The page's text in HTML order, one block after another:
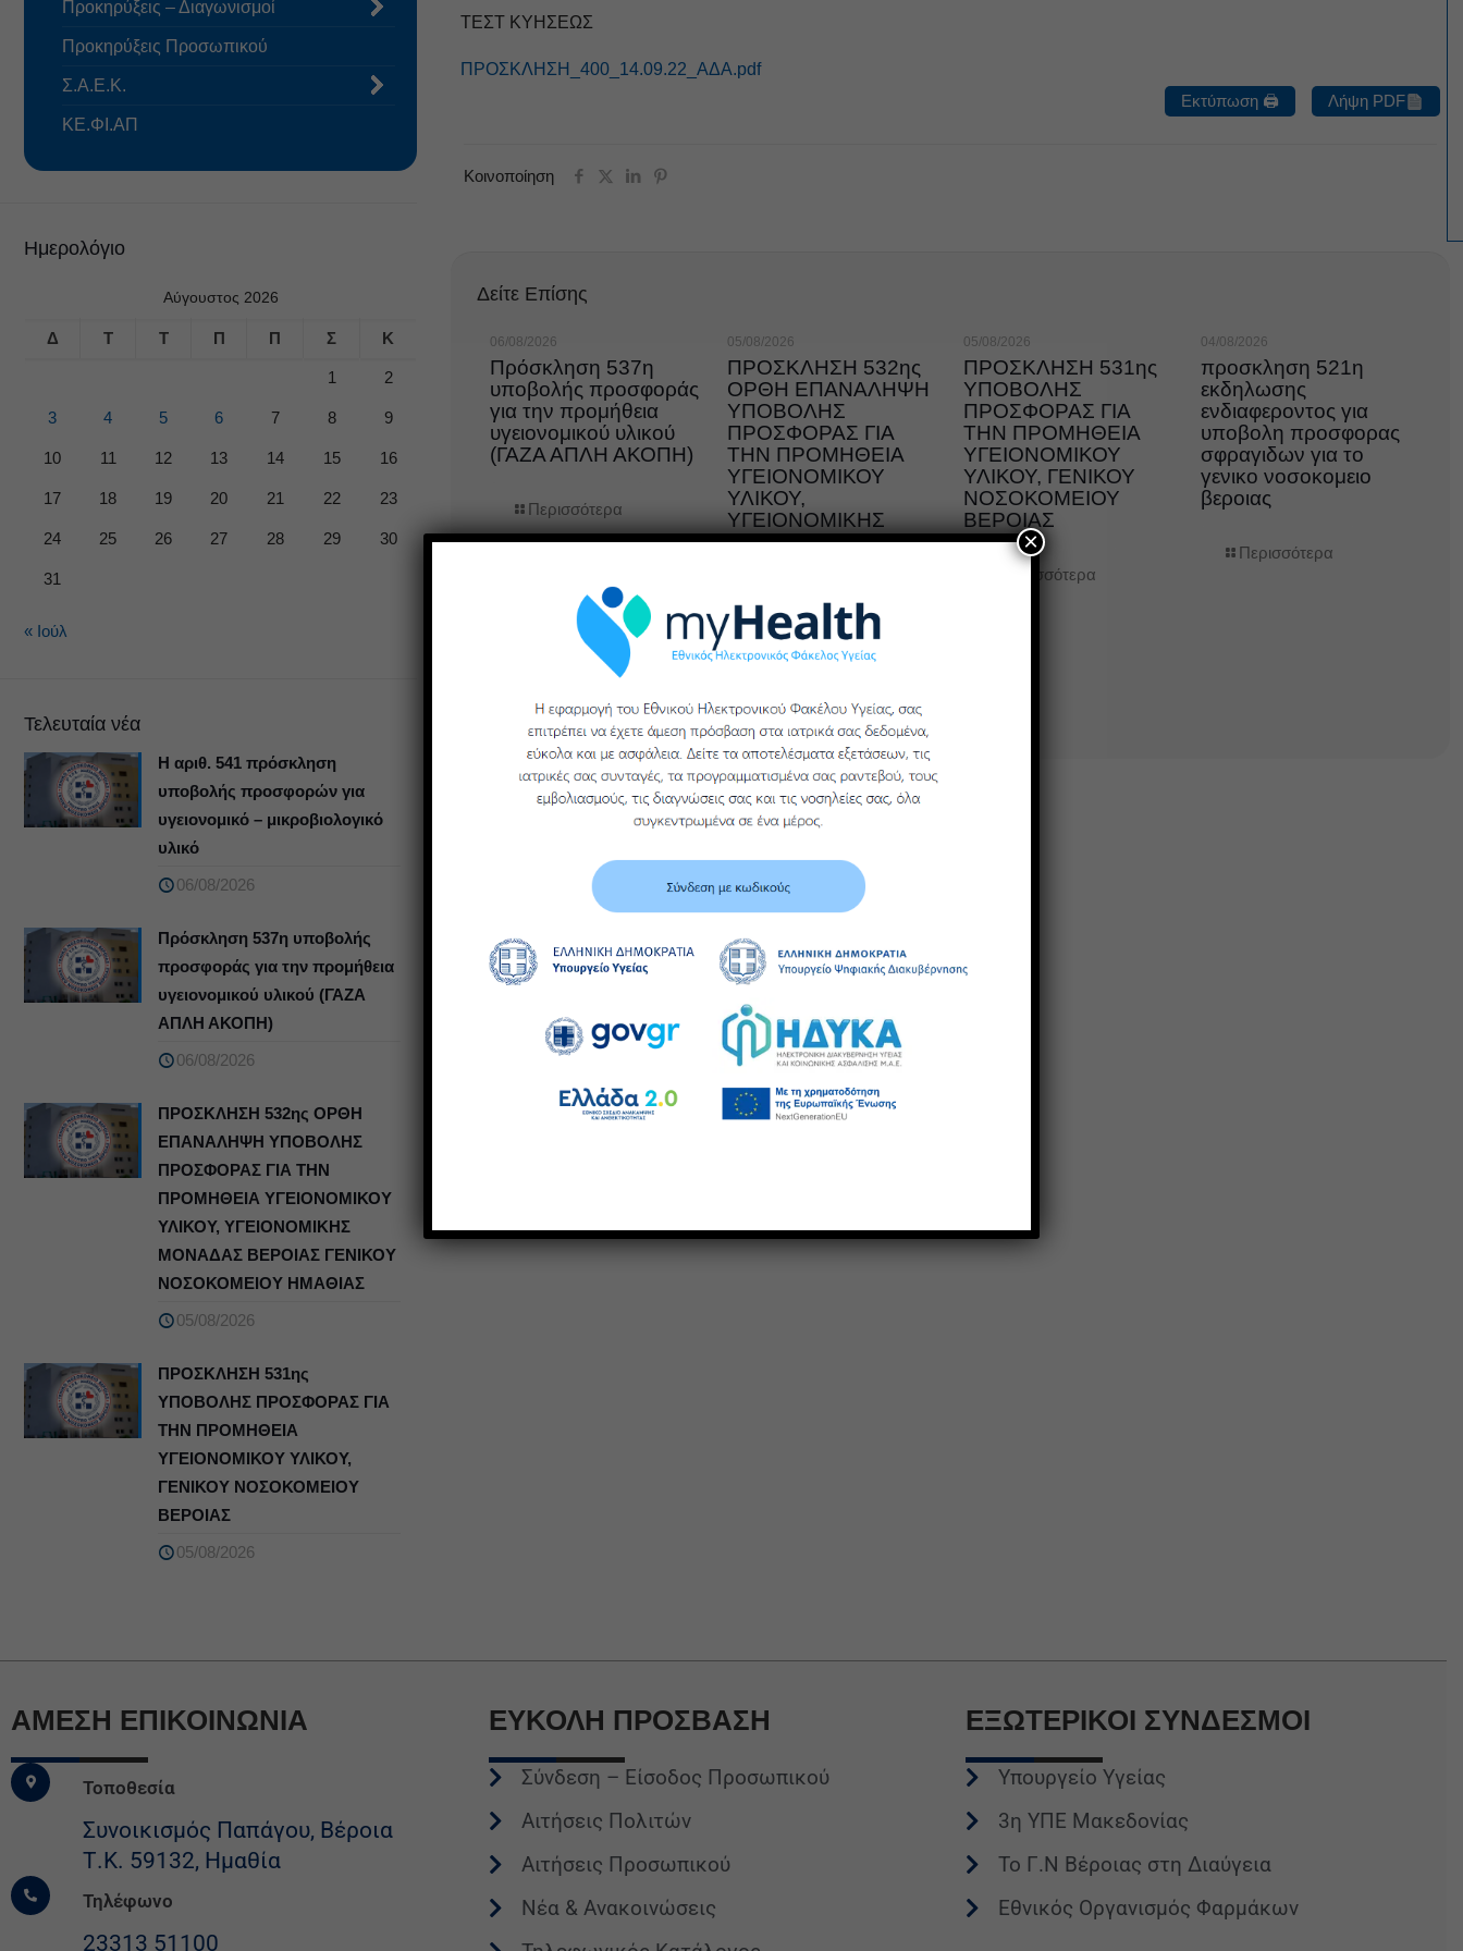
ΤΕΣΤ ΚΥΗΣΕΩΣ
ΠΡΟΣΚΛΗΣΗ_400_14.09.22_ΑΔΑ.pdf
Εκτύπωση 🖨
Λήψη PDF
Κοινοποίηση
Δείτε Επίσης
06/08/2026
Πρόσκληση 537η
υποβολής προσφοράς
για την προμήθεια
υγειονομικού υλικού
(ΓΑΖΑ ΑΠΛΗ ΑΚΟΠΗ)
Περισσότερα
05/08/2026
ΠΡΟΣΚΛΗΣΗ 532ης
ΟΡΘΗ ΕΠΑΝΑΛΗΨΗ
ΥΠΟΒΟΛΗΣ
ΠΡΟΣΦΟΡΑΣ ΓΙΑ
ΤΗΝ ΠΡΟΜΗΘΕΙΑ
ΥΓΕΙΟΝΟΜΙΚΟΥ
ΥΛΙΚΟΥ,
ΥΓΕΙΟΝΟΜΙΚΗΣ
ΜΟΝΑΔΑΣ ΒΕΡΟΙΑΣ
ΗΜΑΘΙΑΣ
Περισσότερα
05/08/2026
ΠΡΟΣΚΛΗΣΗ 531ης
ΥΠΟΒΟΛΗΣ
ΠΡΟΣΦΟΡΑΣ ΓΙΑ
ΤΗΝ ΠΡΟΜΗΘΕΙΑ
ΥΓΕΙΟΝΟΜΙΚΟΥ
ΥΛΙΚΟΥ, ΓΕΝΙΚΟΥ
ΝΟΣΟΚΟΜΕΙΟΥ
ΒΕΡΟΙΑΣ
Περισσότερα
04/08/2026
προσκληση 521η
εκδηλωσης
ενδιαφεροντος για
υποβολη προσφορας
σφραγιδων για το
γενικο νοσοκομειο
βεροιας
Περισσότερα
Προκηρύξεις – Διαγωνισμοί
Προκηρύξεις Προσωπικού
Σ.Α.Ε.Κ.
ΚΕ.ΦΙ.ΑΠ
Ημερολόγιο
Αύγουστος 2026
Δ Τ Τ Π Π Σ Κ
1 2
3 4 5 6 7 8 9
10 11 12 13 14 15 16
17 18 19 20 21 22 23
24 25 26 27 28 29 30
31
« Ιούλ
Τελευταία νέα
Η αριθ. 541 πρόσκληση
υποβολής προσφορών για
υγειονομικό – μικροβιολογικό
υλικό
06/08/2026
Πρόσκληση 537η υποβολής
προσφοράς για την προμήθεια
υγειονομικού υλικού (ΓΑΖΑ
ΑΠΛΗ ΑΚΟΠΗ)
06/08/2026
ΠΡΟΣΚΛΗΣΗ 532ης ΟΡΘΗ
ΕΠΑΝΑΛΗΨΗ ΥΠΟΒΟΛΗΣ
ΠΡΟΣΦΟΡΑΣ ΓΙΑ ΤΗΝ
ΠΡΟΜΗΘΕΙΑ ΥΓΕΙΟΝΟΜΙΚΟΥ
ΥΛΙΚΟΥ, ΥΓΕΙΟΝΟΜΙΚΗΣ
ΜΟΝΑΔΑΣ ΒΕΡΟΙΑΣ ΓΕΝΙΚΟΥ
ΝΟΣΟΚΟΜΕΙΟΥ ΗΜΑΘΙΑΣ
05/08/2026
ΠΡΟΣΚΛΗΣΗ 531ης
ΥΠΟΒΟΛΗΣ ΠΡΟΣΦΟΡΑΣ ΓΙΑ
ΤΗΝ ΠΡΟΜΗΘΕΙΑ
ΥΓΕΙΟΝΟΜΙΚΟΥ ΥΛΙΚΟΥ,
ΓΕΝΙΚΟΥ ΝΟΣΟΚΟΜΕΙΟΥ
ΒΕΡΟΙΑΣ
05/08/2026
ΆΜΕΣΗ ΕΠΙΚΟΙΝΩΝΙΑ
Τοποθεσία
Συνοικισμός Παπάγου, Βέροια
Τ.Κ. 59132, Ημαθία
Τηλέφωνο
23313 51100
ΕΥΚΟΛΗ ΠΡΟΣΒΑΣΗ
Σύνδεση – Είσοδος Προσωπικού
Αιτήσεις Πολιτών
Αιτήσεις Προσωπικού
Νέα & Ανακοινώσεις
ΕΞΩΤΕΡΙΚΟΙ ΣΥΝΔΕΣΜΟΙ
Υπουργείο Υγείας
3η ΥΠΕ Μακεδονίας
Το Γ.Ν Βέροιας στη Διαύγεια
Εθνικός Οργανισμός Φαρμάκων
×